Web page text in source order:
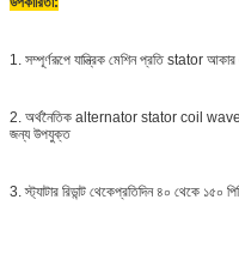
1. সম্পূর্ণরূপে যান্ত্রিক মেশিন প্রতি stator আকার
2. অর্থনৈতিক alternator stator coil
জন্য উপযুক্ত
3. স্ট্যাটার রিডান্ট থেকেপ্রতিদিন ৪০ থেকে ১৫০